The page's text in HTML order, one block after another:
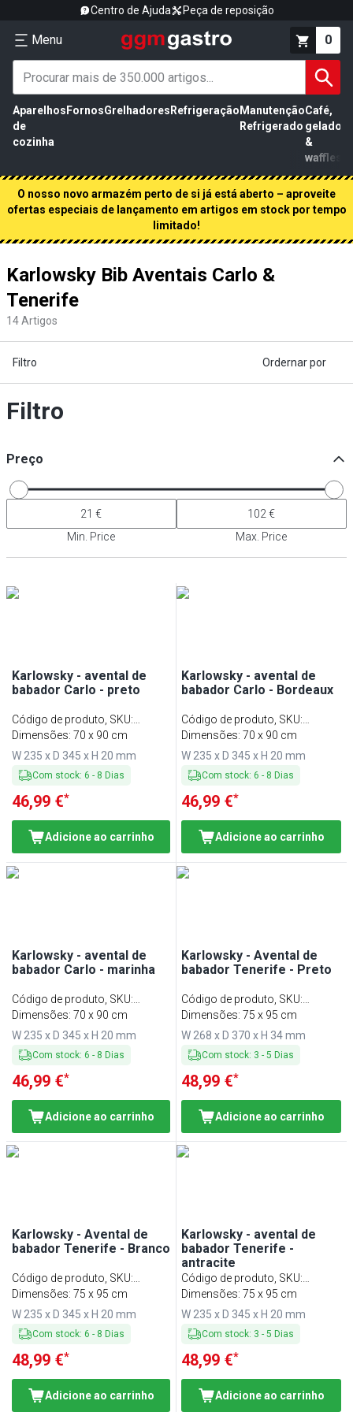
Centro de Ajuda Peça de reposição
Menu 0
Aparelhos
de
cozinha
FornosGrelhadores Refrigeração Manutenção
Refrigerado
Café,
gelados
&
waffles
O nosso novo armazém perto de si já está aberto – aproveite
ofertas especiais de lançamento em artigos em stock por tempo
limitado!
Karlowsky Bib Aventais Carlo &
Tenerife
14Artigos
Filtro Ordernar por
Filtro
Preço
Min. Price Max. Price
Karlowsky - avental de
babador Carlo - preto
Código de produto, SKU:
LSCK11S
Dimensões: 70 x 90 cm
W 235 x D 345 x H 20 mm
Com stock: 6 - 8 Dias
46,99 €*
Adicione ao carrinho
Karlowsky - avental de
babador Carlo - Bordeaux
Código de produto, SKU:
LSCK11BX
Dimensões: 70 x 90 cm
W 235 x D 345 x H 20 mm
Com stock: 6 - 8 Dias
46,99 €*
Adicione ao carrinho
Karlowsky - avental de
babador Carlo - marinha
Código de produto, SKU:
LSCK11MA
Dimensões: 70 x 90 cm
W 235 x D 345 x H 20 mm
Com stock: 6 - 8 Dias
46,99 €*
Adicione ao carrinho
Karlowsky - Avental de
babador Tenerife - Preto
Código de produto, SKU:
LSTK34S
Dimensões: 75 x 95 cm
W 268 x D 370 x H 34 mm
Com stock: 3 -5 Dias
48,99 €*
Adicione ao carrinho
Karlowsky - Avental de
babador Tenerife - Branco
Código de produto, SKU:
LSTK34W
Dimensões: 75 x 95 cm
W 235 x D 345 x H 20 mm
Com stock: 6 - 8 Dias
48,99 €*
Adicione ao carrinho
Karlowsky - avental de
babador Tenerife -
antracite
Código de produto, SKU:
LSTK34AZ
Dimensões: 75 x 95 cm
W 235 x D 345 x H 20 mm
Com stock: 3 -5 Dias
48,99 €*
Adicione ao carrinho